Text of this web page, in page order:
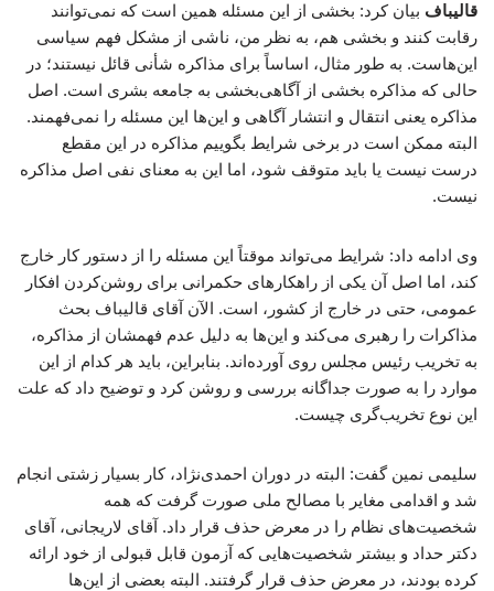
قالیباف بیان کرد: بخشی از این مسئله همین است که نمی‌توانند
رقابت کنند و بخشی هم، به نظر من، ناشی از مشکل فهم سیاسی
این‌هاست. به طور مثال، اساساً برای مذاکره شأنی قائل نیستند؛ در
حالی که مذاکره بخشی از آگاهی‌بخشی به جامعه بشری است. اصل
مذاکره یعنی انتقال و انتشار آگاهی و این‌ها این مسئله را نمی‌فهمند.
البته ممکن است در برخی شرایط بگوییم مذاکره در این مقطع
درست نیست یا باید متوقف شود، اما این به معنای نفی اصل مذاکره
نیست.
وی ادامه داد: شرایط می‌تواند موقتاً این مسئله را از دستور کار خارج
کند، اما اصل آن یکی از راهکارهای حکمرانی برای روشن‌کردن افکار
عمومی، حتی در خارج از کشور، است. الآن آقای قالیباف بحث
مذاکرات را رهبری می‌کند و این‌ها به دلیل عدم فهمشان از مذاکره،
به تخریب رئیس مجلس روی آورده‌اند. بنابراین، باید هر کدام از این
موارد را به صورت جداگانه بررسی و روشن کرد و توضیح داد که علت
این نوع تخریب‌گری چیست.
سلیمی نمین گفت: البته در دوران احمدی‌نژاد، کار بسیار زشتی انجام
شد و اقدامی مغایر با مصالح ملی صورت گرفت که همه
شخصیت‌های نظام را در معرض حذف قرار داد. آقای لاریجانی، آقای
دکتر حداد و بیشتر شخصیت‌هایی که آزمون قابل قبولی از خود ارائه
کرده بودند، در معرض حذف قرار گرفتند. البته بعضی از این‌ها